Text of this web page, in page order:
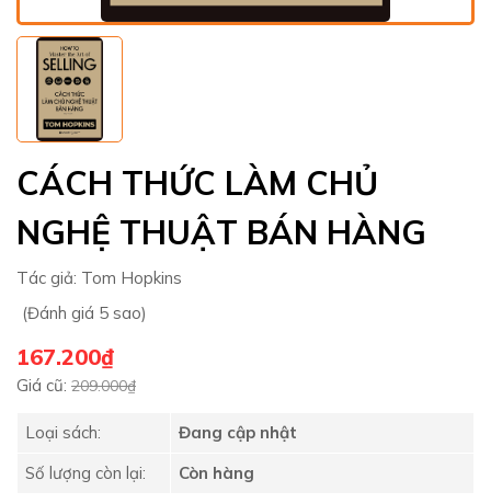
CÁCH THỨC LÀM CHỦ
NGHỆ THUẬT BÁN HÀNG
Tác giả: Tom Hopkins
(Đánh giá 5 sao)
167.200₫
Giá cũ: 209.000₫
Loại sách:
Đang cập nhật
Số lượng còn lại:
Còn hàng